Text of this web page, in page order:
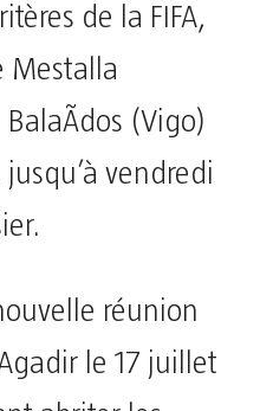
de la FIFA,
Mestalla
(Vigo)
vendredi
réunion
le 17 juillet